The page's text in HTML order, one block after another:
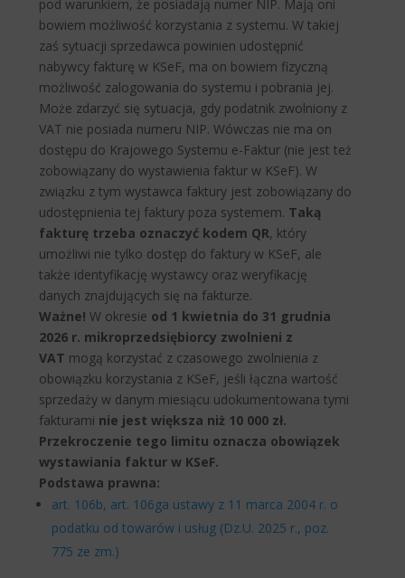
pod warunkiem, że posiadają numer NIP. Mają oni
bowiem możliwość korzystania z systemu. W takiej
zaś sytuacji sprzedawca powinien udostępnić
nabywcy fakturę w KSeF, ma on bowiem fizyczną
możliwość zalogowania do systemu i pobrania jej.
Może zdarzyć się sytuacja, gdy podatnik zwolniony z
VAT nie posiada numeru NIP. Wówczas nie ma on
dostępu do Krajowego Systemu e-Faktur (nie jest też
zobowiązany do wystawienia faktur w KSeF). W
związku z tym wystawca faktury jest zobowiązany do
udostępnienia tej faktury poza systemem. Taką
fakturę trzeba oznaczyć kodem QR, który
umożliwi nie tylko dostęp do faktury w KSeF, ale
także identyfikację wystawcy oraz weryfikację
danych znajdujących się na fakturze.
Ważne!W okresie od 1 kwietnia do 31 grudnia
2026 r. mikroprzedsiębiorcy zwolnieni z
VAT mogą korzystać z czasowego zwolnienia z
obowiązku korzystania z KSeF, jeśli łączna wartość
sprzedaży w danym miesiącu udokumentowana tymi
fakturami nie jest większa niż 10 000 zł.
Przekroczenie tego limitu oznacza obowiązek
wystawiania faktur w KSeF.
Podstawa prawna:
art. 106b, art. 106ga ustawy z 11 marca 2004 r. o
podatku od towarów i usług (Dz.U. 2025 r., poz.
775 ze zm.)